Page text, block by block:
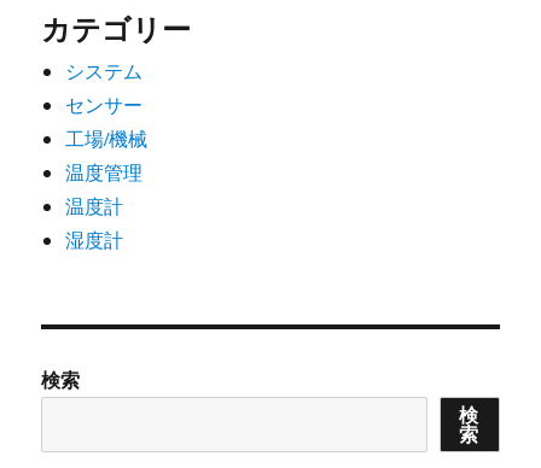
カテゴリー
システム
センサー
工場/機械
温度管理
温度計
湿度計
検索
検
索